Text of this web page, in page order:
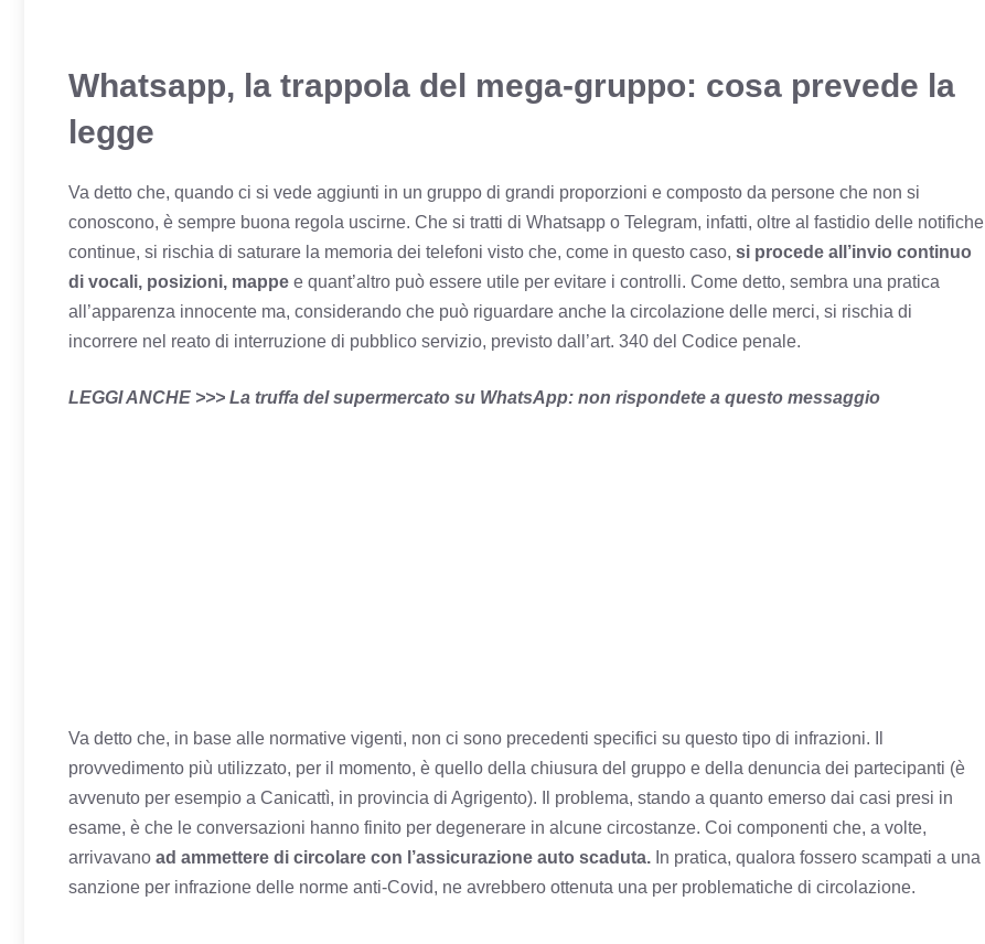
Whatsapp, la trappola del mega-gruppo: cosa prevede la
legge
Va detto che, quando ci si vede aggiunti in un gruppo di grandi proporzioni e composto da persone che non si
conoscono, è sempre buona regola uscirne. Che si tratti di Whatsapp o Telegram, infatti, oltre al fastidio delle notifiche
continue, si rischia di saturare la memoria dei telefoni visto che, come in questo caso, si procede all’invio continuo
di vocali, posizioni, mappe e quant’altro può essere utile per evitare i controlli. Come detto, sembra una pratica
all’apparenza innocente ma, considerando che può riguardare anche la circolazione delle merci, si rischia di
incorrere nel reato di interruzione di pubblico servizio, previsto dall’art. 340 del Codice penale.
LEGGI ANCHE >>> La truffa del supermercato su WhatsApp: non rispondete a questo messaggio
Va detto che, in base alle normative vigenti, non ci sono precedenti specifici su questo tipo di infrazioni. Il
provvedimento più utilizzato, per il momento, è quello della chiusura del gruppo e della denuncia dei partecipanti (è
avvenuto per esempio a Canicattì, in provincia di Agrigento). Il problema, stando a quanto emerso dai casi presi in
esame, è che le conversazioni hanno finito per degenerare in alcune circostanze. Coi componenti che, a volte,
arrivavano ad ammettere di circolare con l’assicurazione auto scaduta. In pratica, qualora fossero scampati a una
sanzione per infrazione delle norme anti-Covid, ne avrebbero ottenuta una per problematiche di circolazione.